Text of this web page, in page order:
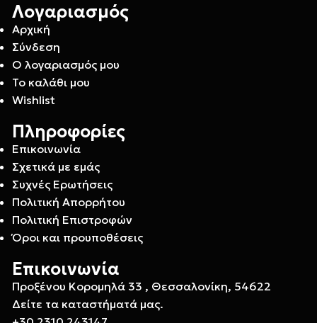
Λογαριασμός
Αρχική
Σύνδεση
Ο λογαριασμός μου
Το καλάθι μου
Wishlist
Πληροφορίες
Επικοινωνία
Σχετικά με εμάς
Συχνές Ερωτήσεις
Πολιτική Απορρήτου
Πολιτική Επιστροφών
Όροι και προυποθέσεις
Επικοινωνία
Προξένου Κορομηλά 33 , Θεσσαλονίκη, 54622
Δείτε τα καταστήματά μας.